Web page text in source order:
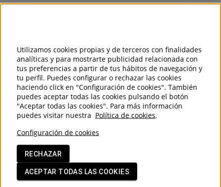
OFICINA CENTRAL
Utilizamos cookies propias y de terceros con finalidades
analíticas y para mostrarte publicidad relacionada con
tus preferencias a partir de tus hábitos de navegación y
tu perfil. Puedes configurar o rechazar las cookies
haciendo click en "Configuración de cookies". También
puedes aceptar todas las cookies pulsando el botón
"Aceptar todas las cookies". Para más información
puedes visitar nuestra Política de cookies.
Configuración de cookies
RECHAZAR
ACEPTAR TODAS LAS COOKIES